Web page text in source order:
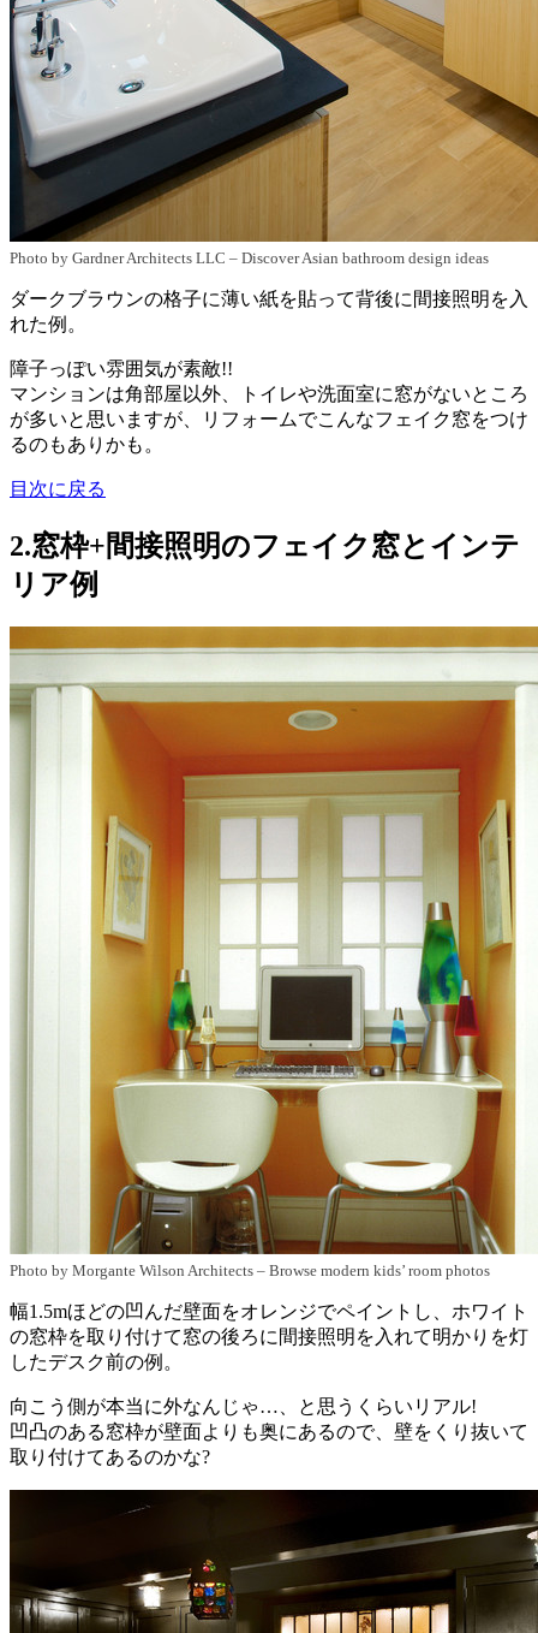
Photo by Gardner Architects LLC – Discover Asian bathroom design ideas
ダークブラウンの格子に薄い紙を貼って背後に間接照明を入
れた例。
障子っぽい雰囲気が素敵!!
マンションは角部屋以外、トイレや洗面室に窓がないところ
が多いと思いますが、リフォームでこんなフェイク窓をつけ
るのもありかも。
目次に戻る
2.窓枠+間接照明のフェイク窓とインテ
リア例
Photo by Morgante Wilson Architects – Browse modern kids’ room photos
幅1.5mほどの凹んだ壁面をオレンジでペイントし、ホワイト
の窓枠を取り付けて窓の後ろに間接照明を入れて明かりを灯
したデスク前の例。
向こう側が本当に外なんじゃ…、と思うくらいリアル!
凹凸のある窓枠が壁面よりも奥にあるので、壁をくり抜いて
取り付けてあるのかな?